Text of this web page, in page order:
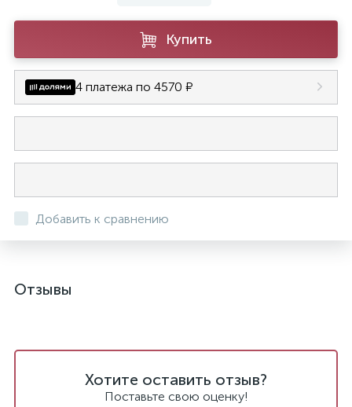
Купить
4 платежа по 4570 ₽
Добавить к сравнению
Отзывы
Хотите оставить отзыв?
Поставьте свою оценку!